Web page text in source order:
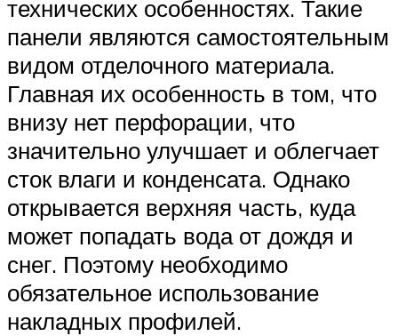
технических особенностях. Такие
панели являются самостоятельным
видом отделочного материала.
Главная их особенность в том, что
внизу нет перфорации, что
значительно улучшает и облегчает
сток влаги и конденсата. Однако
открывается верхняя часть, куда
может попадать вода от дождя и
снег. Поэтому необходимо
обязательное использование
накладных профилей.